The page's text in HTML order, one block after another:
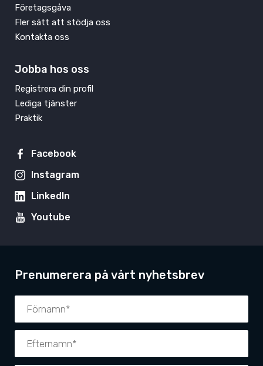
Företagsgåva
Fler sätt att stödja oss
Kontakta oss
Jobba hos oss
Registrera din profil
Lediga tjänster
Praktik
Facebook
Instagram
LinkedIn
Youtube
Prenumerera på vårt nyhetsbrev